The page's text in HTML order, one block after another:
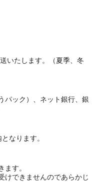
いたします。（夏季、冬
パック）、ネット銀行、銀
なります。
ます。
けできませんのであらかじ